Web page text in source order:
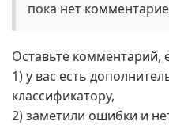
пока нет
Оставьте комментарий,
1) у вас есть
классификатору,
2) заметили ошибки и